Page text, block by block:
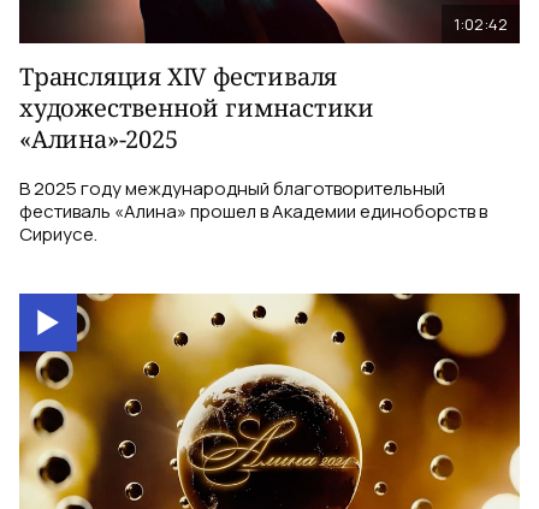
1:02:42
Трансляция XIV фестиваля
художественной гимнастики
«Алина»-2025
В 2025 году международный благотворительный
фестиваль «Алина» прошел в Академии единоборств в
Сириусе.